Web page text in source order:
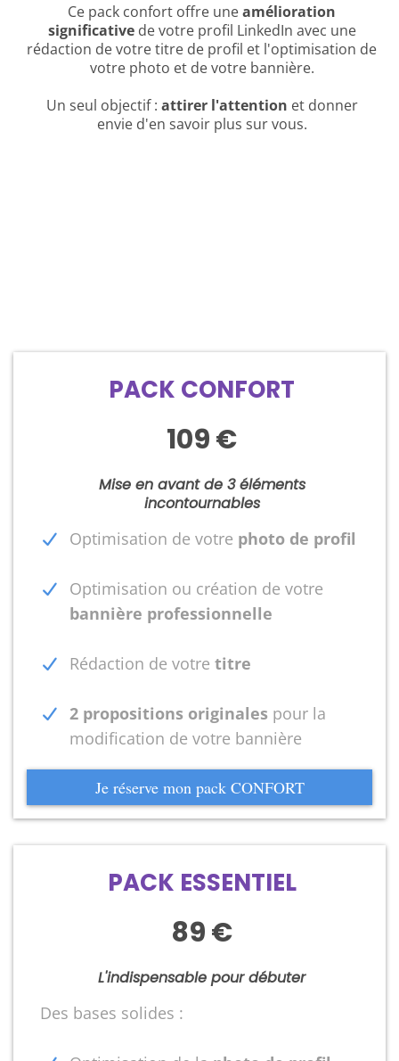
PACK CONFORT
109 €
Mise en avant de 3 éléments
incontournables
Optimisation de votre photo de profil
Optimisation ou création de votre
bannière professionnelle
Rédaction de votre titre
2 propositions originales pour la
modification de votre bannière
Je réserve mon pack CONFORT
Ce pack confort offre uneamélioration
significativede votre profil LinkedIn avec une
rédaction de votre titre de profil et l'optimisation de
votre photo et de votre bannière.
Un seul objectif : attirer l'attention et donner
envie d'en savoir plus sur vous.
PACK ESSENTIEL
89 €
L'indispensable pour débuter
Des bases solides :